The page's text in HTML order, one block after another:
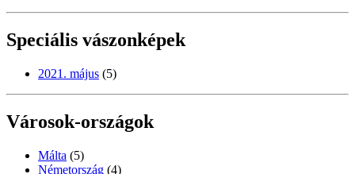
Speciális vászonképek
2021. május (5)
Városok-országok
Málta (5)
Németország (4)